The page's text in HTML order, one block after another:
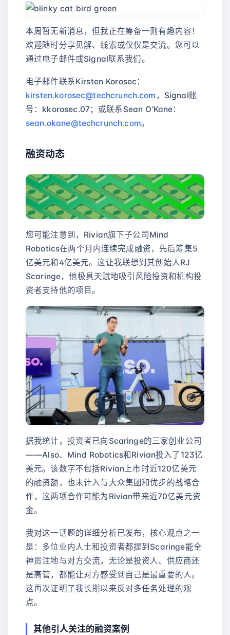
本周暂无新消息，但我正在筹备一则有趣内容！
欢迎随时分享见解、线索或仅仅是交流。您可以
通过电子邮件或Signal联系我们。
电子邮件联系Kirsten Korosec：
kirsten.korosec@techcrunch.com ，Signal账
号：kkorosec.07；或联系Sean O’Kane：
sean.okane@techcrunch.com。
融资动态
您可能注意到，Rivian旗下子公司Mind
Robotics在两个月内连续完成融资，先后筹集5
亿美元和4亿美元。这让我联想到其创始人RJ
Scaringe，他极具天赋地吸引风险投资和机构投
资者支持他的项目。
据我统计，投资者已向Scaringe的三家创业公司
——Also、Mind Robotics和Rivian投入了123亿
美元。该数字不包括Rivian上市时近120亿美元
的融资额，也未计入与大众集团和优步的战略合
作，这两项合作可能为Rivian带来近70亿美元资
金。
我对这一话题的详细分析已发布，核心观点之一
是：多位业内人士和投资者都提到Scaringe能全
神贯注地与对方交流，无论是投资人、供应商还
是高管，都能让对方感受到自己是最重要的人。
这再次证明了我长期以来反对多任务处理的观
点。
其他引人关注的融资案例